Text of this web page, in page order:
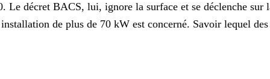
décret BACS, lui, ignore la surface et se déclenche sur
de plus de 70 kW est concerné. Savoir lequel